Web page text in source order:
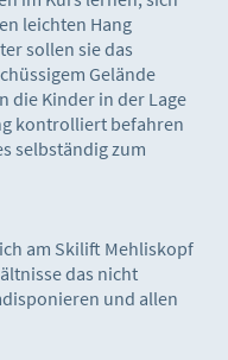
leichten Hang
sollen sie das
Gelände
die Kinder in der Lage
kontrolliert befahren
selbständig zum
am Skilift Mehliskopf
das nicht
und allen